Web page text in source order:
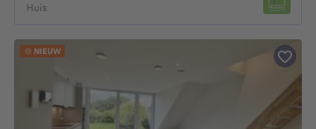
Huis
NIEUW